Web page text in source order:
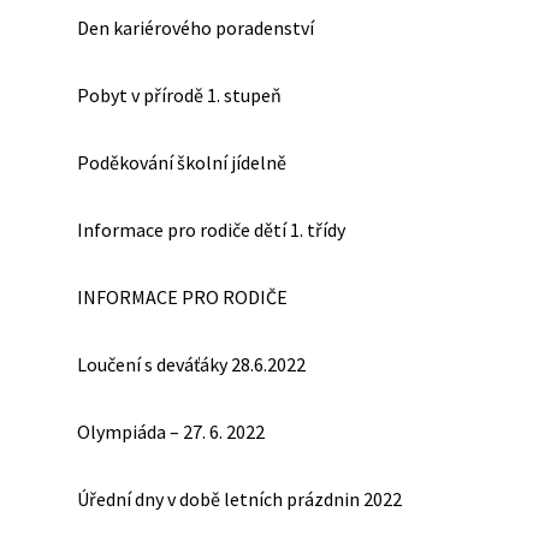
Den kariérového poradenství
Pobyt v přírodě 1. stupeň
Poděkování školní jídelně
Informace pro rodiče dětí 1. třídy
INFORMACE PRO RODIČE
Loučení s deváťáky 28.6.2022
Olympiáda – 27. 6. 2022
Úřední dny v době letních prázdnin 2022